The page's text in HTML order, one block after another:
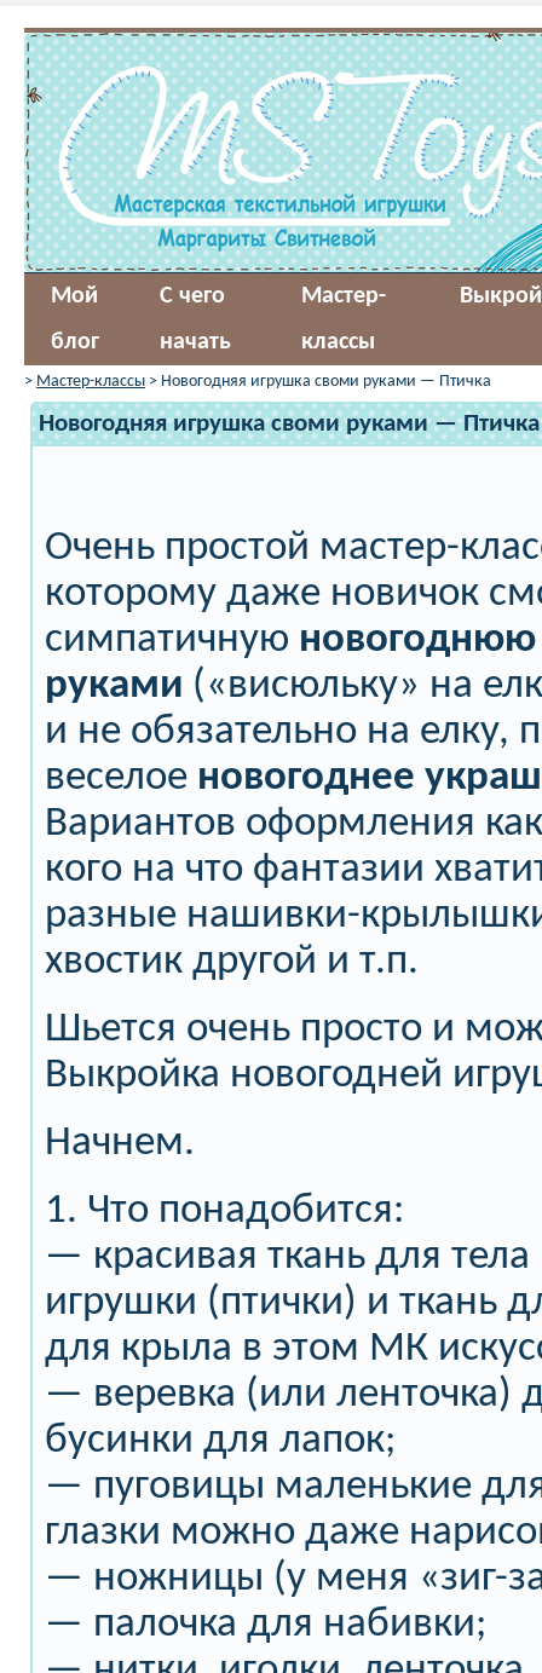
Мой
блог
С чего
начать
Мастер-
классы
> Мастер-классы > Новогодняя игрушка своми руками — Птичка
Новогодняя игрушка своми руками — Птичка
Очень простой мастер-
которому даже новичок
симпатичную
руками («висюльку» на
и не обязательно на елку,
веселое новогоднее
Вариантов оформления
кого на что фантазии
разные нашивки-
хвостик другой и т.п.
Шьется очень просто и
Выкройка новогодней
Начнем.
1. Что понадобится:
— красивая ткань для
игрушки (птички) и ткань
для крыла в этом МК
— веревка (или ленточка)
бусинки для лапок;
— пуговицы маленькие
глазки можно даже
— ножницы (у меня «зиг-
— палочка для набивки;